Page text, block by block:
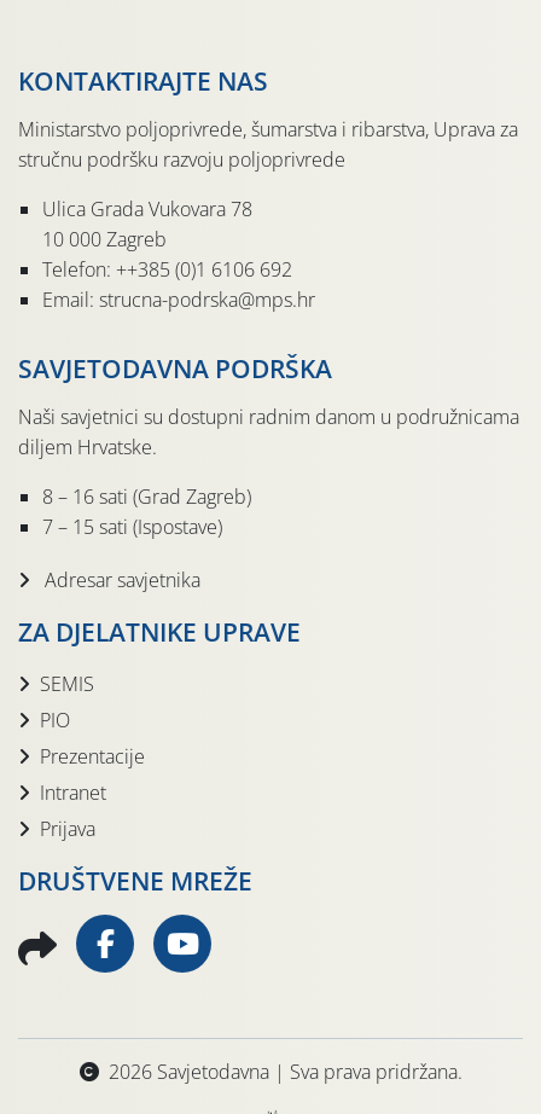
KONTAKTIRAJTE NAS
Ministarstvo poljoprivrede, šumarstva i ribarstva, Uprava za
stručnu podršku razvoju poljoprivrede
Ulica Grada Vukovara 78
10 000 Zagreb
Telefon: ++385 (0)1 6106 692
Email: strucna-podrska@mps.hr
SAVJETODAVNA PODRŠKA
Naši savjetnici su dostupni radnim danom u podružnicama
diljem Hrvatske.
8 – 16 sati (Grad Zagreb)
7 – 15 sati (Ispostave)
Adresar savjetnika
ZA DJELATNIKE UPRAVE
SEMIS
PIO
Prezentacije
Intranet
Prijava
DRUŠTVENE MREŽE
2026 Savjetodavna | Sva prava pridržana.